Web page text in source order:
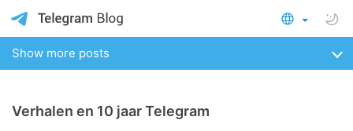
Show more posts
Verhalen en 10 jaar Telegram